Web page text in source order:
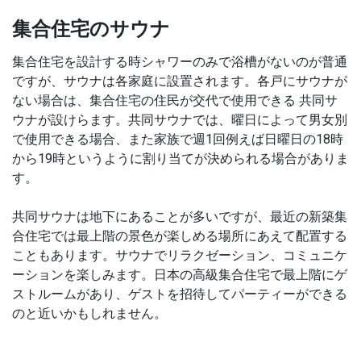
集合住宅のサウナ
集合住宅を設計する時シャワーのみで浴槽がないのが普通
ですが、サウナは各家庭に設置されます。各戸にサウナが
ない場合は、集合住宅の住民が交代で使用できる 共同サ
ウナが設けらます。共同サウナでは、曜日によって男女別
で使用できる場合、また家族で週1 回例えば日曜日の18時
から19時というように割り当てが決められる場合がありま
す。
共同サウナは地下にあることが多いですが、最近の新築集
合住宅では最上階の景色が楽しめる場所にあえて配置する
こともあります。サウナでリラクゼーション、コミュニケ
ーションを楽しみます。日本の高級集合住宅で最上階にゲ
ストルームがあり、ゲストを招待してパーティーができる
のと近いかもしれません。